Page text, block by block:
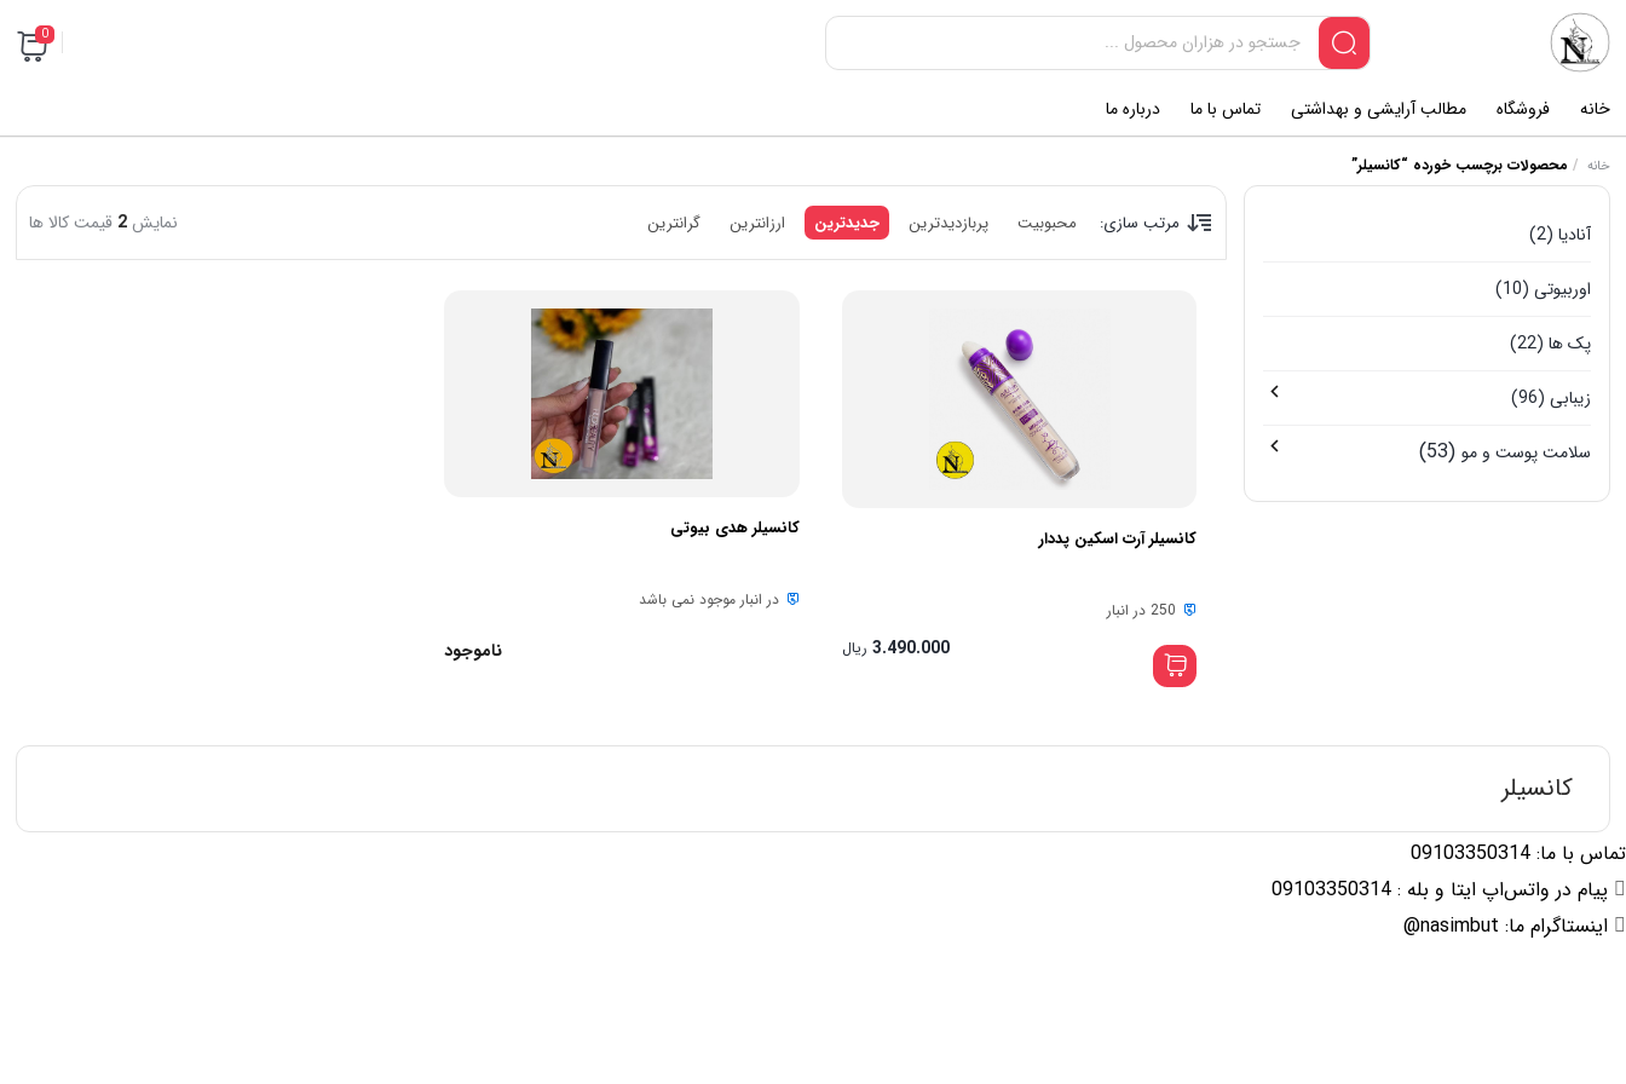
0
خانه فروشگاه مطالب آرایشی و بهداشتی تماس با ما درباره ما
خانه / محصولات برچسب خورده “کانسیلر”
آنادیا (2)
اوربیوتی (10)
پک ها (22)
زیبابی (96)
سلامت پوست و مو (53)
مرتب سازی: محبوبیت پربازدیدترین جدیدترین ارزانترین گرانترین نمایش 2 قیمت کالا ها
کانسیلر آرت اسکین پددار
250 در انبار
3.490.000 ریال
کانسیلر هدی بیوتی
در انبار موجود نمی باشد
ناموجود
کانسیلر
تماس با ما: 09103350314
پیام در واتس‌اپ ایتا و بله : 09103350314
اینستاگرام ما: nasimbut@